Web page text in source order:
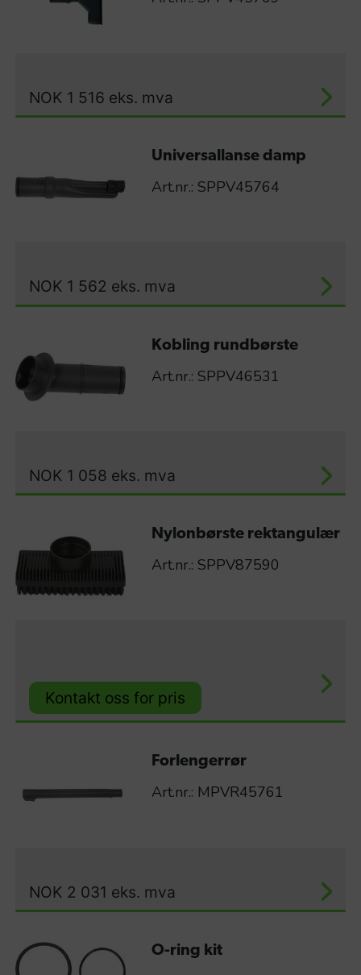
NOK 1 516 eks. mva
Universallanse damp
Art.nr.: SPPV45764
NOK 1 562 eks. mva
Kobling rundbørste
Art.nr.: SPPV46531
NOK 1 058 eks. mva
Nylonbørste rektangulær
Art.nr.: SPPV87590
Kontakt oss for pris
Forlengerrør
Art.nr.: MPVR45761
NOK 2 031 eks. mva
O-ring kit